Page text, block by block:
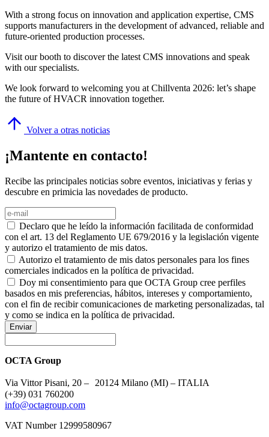
With a strong focus on innovation and application expertise, CMS
supports manufacturers in the development of advanced, reliable and
future-oriented production processes.
Visit our booth to discover the latest CMS innovations and speak
with our specialists.
We look forward to welcoming you at Chillventa 2026: let’s shape
the future of HVACR innovation together.
Volver a otras noticias
¡Mantente en contacto!
Recibe las principales noticias sobre eventos, iniciativas y ferias y
descubre en primicia las novedades de producto.
Declaro que he leído la información facilitada de conformidad
con el art. 13 del Reglamento UE 679/2016 y la legislación vigente
y autorizo el tratamiento de mis datos.
Autorizo el tratamiento de mis datos personales para los fines
comerciales indicados en la política de privacidad.
Doy mi consentimiento para que OCTA Group cree perfiles
basados en mis preferencias, hábitos, intereses y comportamiento,
con el fin de recibir comunicaciones de marketing personalizadas, tal
y como se indica en la política de privacidad.
Enviar
OCTA Group
Via Vittor Pisani, 20 – 20124 Milano (MI) – ITALIA
(+39) 031 760200
info@octagroup.com
VAT Number 12999580967